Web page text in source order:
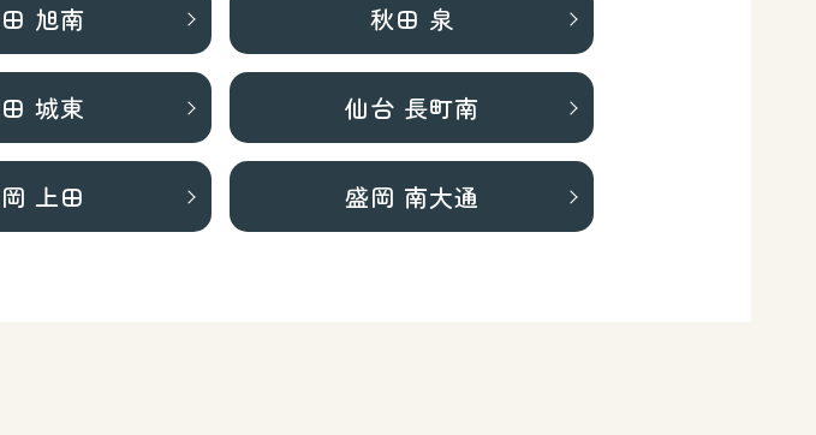
旭南 秋田 泉
城東 仙台 長町南
上田 盛岡 南大通